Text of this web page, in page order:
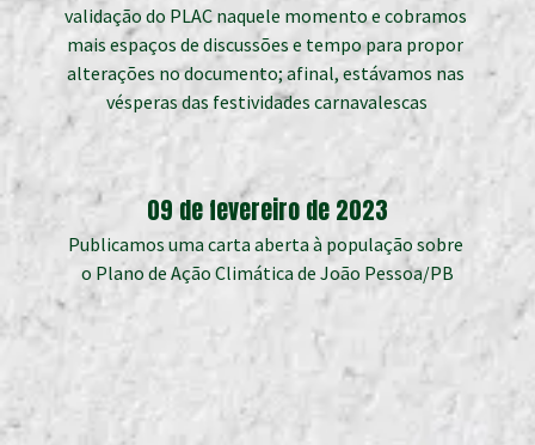
validação do PLAC naquele momento e cobramos
mais espaços de discussões e tempo para propor
alterações no documento; afinal, estávamos nas
vésperas das festividades carnavalescas
09 de fevereiro de 2023
Publicamos uma carta aberta à população sobre
o Plano de Ação Climática de João Pessoa/PB